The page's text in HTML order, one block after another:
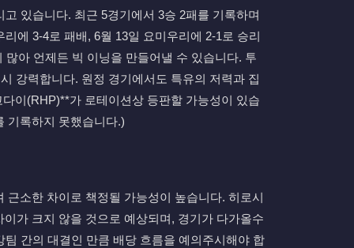
있습니다. 최근 5경기에서 3승 2패를 기록하며
에 3-4로 패배, 6월 13일 요미우리에 2-1로 승리
아 언제든 빅 이닝을 만들어낼 수 있습니다. 투
강력합니다. 원정 경기에서도 특유의 저력과 집
이(RHP)**가 로테이션상 등판할 가능성이 있습
기록하지 못했습니다.)
소한 차이로 책정될 가능성이 높습니다. 히로시
가 크지 않을 것으로 예상되며, 경기가 다가올수
간의 대결인 만큼 배당 흐름을 예의주시해야 합